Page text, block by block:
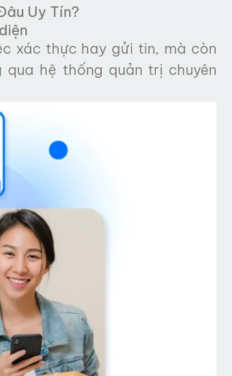
Uy Tín?
xác thực hay gửi tin, mà còn
hệ thống quản trị chuyên